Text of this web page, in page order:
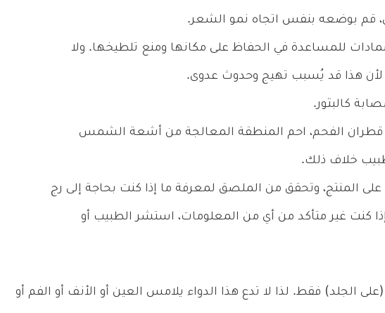
قم بوضعه بنفس اتجاه نمو الشعر.
للمساعدة في الحفاظ على مكانها ومنع تلطيخها. ولا
هذا قد يُسبب تهيج وحدوث عدوى.
كالبثور.
الفحم، احم المنطقة المعالجة من أشعة الشمس
خلاف ذلك.
على المنتج، وتحقق من الملصق لمعرفة ما إذا كنت بحاجة إلى رج
كنت غير متأكد من أي من المعلومات، استشر الطبيب أو
الجلد) فقط. لذا لا تدع هذا الدواء يلامس العين أو الأنف أو الفم أو